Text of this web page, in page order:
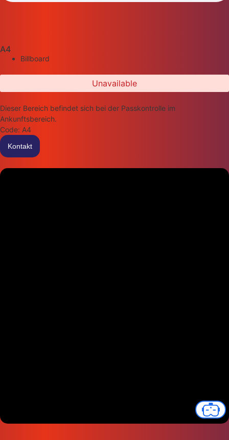
A4
Billboard
Unavailable
Dieser Bereich befindet sich bei der Passkontrolle im
Ankunftsbereich.
Code: A4
Kontakt